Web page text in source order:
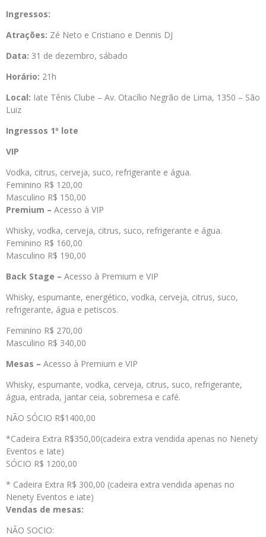
Ingressos:
Atrações: Zé Neto e Cristiano e Dennis DJ
Data: 31 de dezembro, sábado
Horário: 21h
Local: Iate Tênis Clube – Av. Otacílio Negrão de Lima, 1350 – São
Luiz
Ingressos 1º lote
VIP
Vodka, citrus, cerveja, suco, refrigerante e água.
Feminino R$ 120,00
Masculino R$ 150,00
Premium – Acesso à VIP
Whisky, vodka, cerveja, citrus, suco, refrigerante e água.
Feminino R$ 160,00
Masculino R$ 190,00
Back Stage – Acesso à Premium e VIP
Whisky, espumante, energético, vodka, cerveja, citrus, suco,
refrigerante, água e petiscos.
Feminino R$ 270,00
Masculino R$ 340,00
Mesas – Acesso à Premium e VIP
Whisky, espumante, vodka, cerveja, citrus, suco, refrigerante,
água, entrada, jantar ceia, sobremesa e café.
NÃO SÓCIO R$1400,00
*Cadeira Extra R$350,00(cadeira extra vendida apenas no Nenety
Eventos e Iate)
SÓCIO R$ 1200,00
* Cadeira Extra R$ 300,00 (cadeira extra vendida apenas no
Nenety Eventos e iate)
Vendas de mesas:
NÃO SOCIO: